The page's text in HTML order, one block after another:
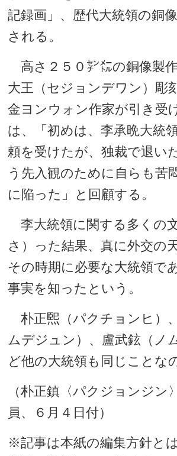
記録画」、歴代大統領の銅
される。
高さ２５０㌢㍍の銅像製
大王（セジョンデワン）彫
金ヨンウォン作家が引き受
は、「初めは、李承晩大統
頼を受けたが、独裁で退い
う先入観のために自らも苦
に陥った」と回顧する。
李大統領に関する多くの
さ）った結果、真に外交の
その時期に必要な大統領で
事実を知ったという。
朴正煕（パクチョンヒ）
ムデジュン）、盧武鉉（ノ
ど他の大統領も同じことな
（朴正鎮〈パクジョンジン
員、６月４日付）
※記事は本紙の編集方針と